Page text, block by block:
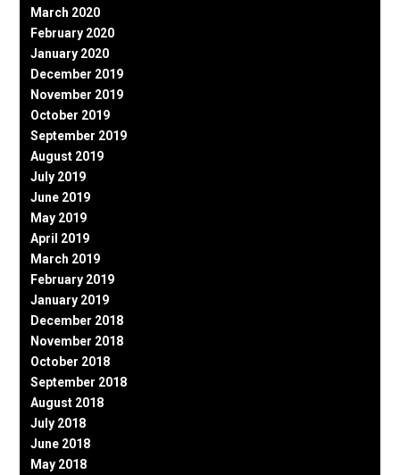
March 2020
February 2020
January 2020
December 2019
November 2019
October 2019
September 2019
August 2019
July 2019
June 2019
May 2019
April 2019
March 2019
February 2019
January 2019
December 2018
November 2018
October 2018
September 2018
August 2018
July 2018
June 2018
May 2018